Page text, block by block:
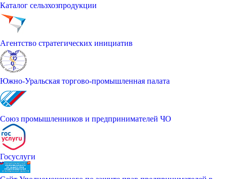
Каталог сельзхозпродукции
Агентство стратегических инициатив
Южно-Уральская торгово-промышленная палата
Союз промышленников и предпринимателей ЧО
Госуслуги